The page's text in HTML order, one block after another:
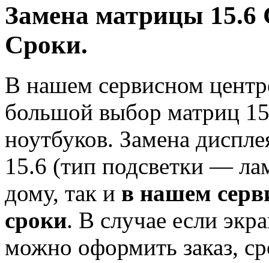
Замена матрицы 15.6
Сроки.
В нашем сервисном
большой выбор матриц
ноутбуков. Замена
15.6 (тип подсветки —
дому, так и в нашем
сроки. В случае если
можно оформить заказ,